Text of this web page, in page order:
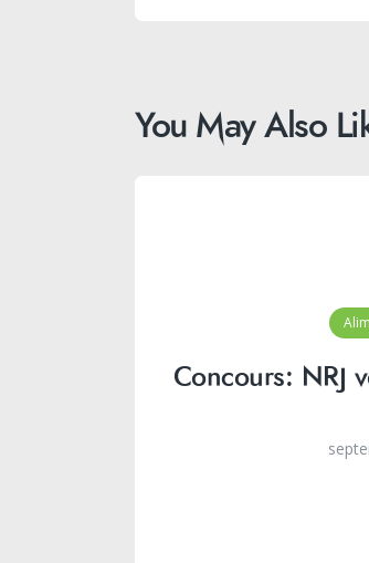
You May Also
Concours: NRJ